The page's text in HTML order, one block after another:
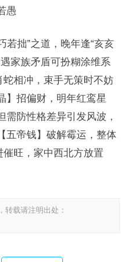
愚
若拙”之道，晚年逢“亥亥
家族矛盾可扮糊涂维系
蛇相冲，束手无策时不妨
】招偏财，明年红鸾星
防性格差异引发风波，
五帝钱】破解霉运，整体
催旺，家中西北方放置
转载请注明出处：